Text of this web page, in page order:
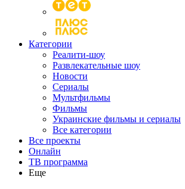
Категории
Реалити-шоу
Развлекательные шоу
Новости
Сериалы
Мультфильмы
Фильмы
Украинские фильмы и сериалы
Все категории
Все проекты
Онлайн
ТВ программа
Еще